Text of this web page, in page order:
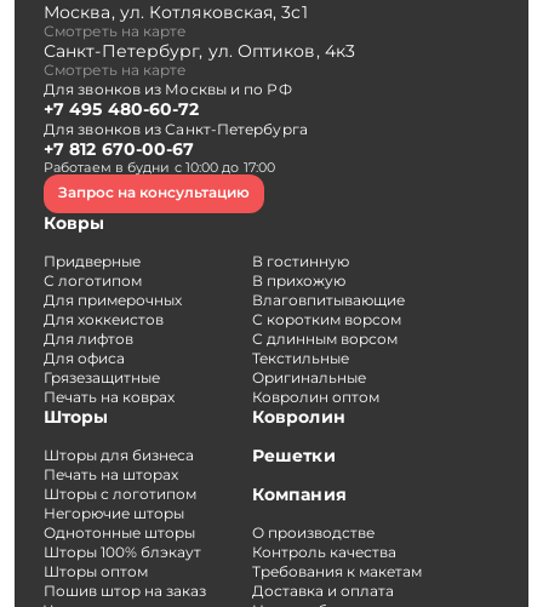
Москва, ул. Котляковская, 3с1
Смотреть на карте
Санкт-Петербург, ул. Оптиков, 4к3
Смотреть на карте
Для звонков из Москвы и по РФ
+7 495 480-60-72
Для звонков из Санкт-Петербурга
+7 812 670-00-67
Работаем в будни с 10:00 до 17:00
Запрос на консультацию
Ковры
Придверные
С логотипом
Для примерочных
Для хоккеистов
Для лифтов
Для офиса
Грязезащитные
Печать на коврах
В гостинную
В прихожую
Влаговпитывающие
С коротким ворсом
С длинным ворсом
Текстильные
Оригинальные
Ковролин оптом
Шторы
Шторы для бизнеса
Печать на шторах
Шторы с логотипом
Негорючие шторы
Однотонные шторы
Шторы 100% блэкаут
Шторы оптом
Пошив штор на заказ
Ковролин
Решетки
Компания
О производстве
Контроль качества
Требования к макетам
Доставка и оплата